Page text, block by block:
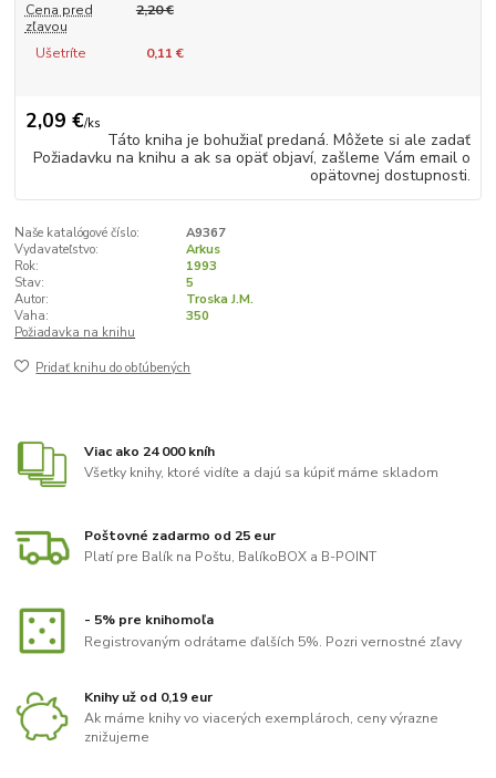
Cena pred
zľavou
2,20 €
Ušetríte 0,11 €
2,09 €/ks
Táto kniha je bohužiaľ predaná. Môžete si ale zadať
Požiadavku na knihu a ak sa opäť objaví, zašleme Vám email o
opätovnej dostupnosti.
Naše katalógové číslo:
A9367
Vydavateľstvo:
Arkus
Rok:
1993
Stav:
5
Autor:
Troska J.M.
Vaha:
350
Požiadavka na knihu
Pridať knihu do obľúbených
Viac ako 24 000 kníh
Všetky knihy, ktoré vidíte a dajú sa kúpiť máme skladom
Poštovné zadarmo od 25 eur
Platí pre Balík na Poštu, BalíkoBOX a B-POINT
- 5% pre knihomoľa
Registrovaným odrátame ďalších 5%. Pozri vernostné zľavy
Knihy už od 0,19 eur
Ak máme knihy vo viacerých exemplároch, ceny výrazne
znižujeme